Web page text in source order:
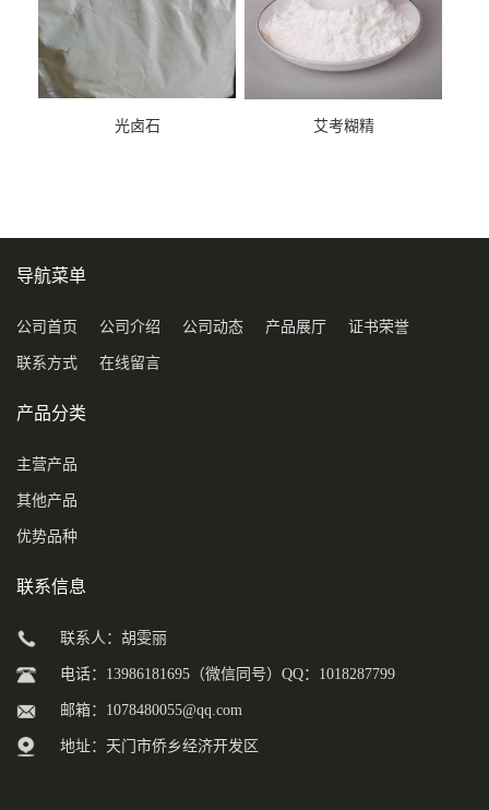
光卤石 艾考糊精
导航菜单
公司首页 公司介绍 公司动态 产品展厅 证书荣誉
联系方式 在线留言
产品分类
主营产品
其他产品
优势品种
联系信息
联系人：胡雯丽
电话：13986181695（微信同号）QQ：1018287799
邮箱： 1078480055@qq.com
地址：天门市侨乡经济开发区